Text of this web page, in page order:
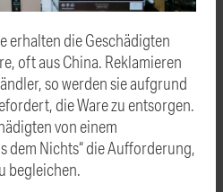
erhalten die Geschädigten
oft aus China. Reklamieren
so werden sie aufgrund
die Ware zu entsorgen.
von einem
dem Nichts“ die Aufforderung,
begleichen.